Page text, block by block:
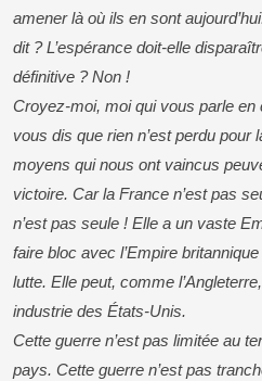
amener là où ils en sont
dit ? L’espérance doit-elle
définitive ? Non !
Croyez-moi, moi qui vous parle
vous dis que rien n’est perdu pour
moyens qui nous ont vaincus
victoire. Car la France n’est pas
n’est pas seule ! Elle a un vaste
faire bloc avec l’Empire
lutte. Elle peut, comme
industrie des États-Unis.
Cette guerre n’est pas limitée au
pays. Cette guerre n’est pas